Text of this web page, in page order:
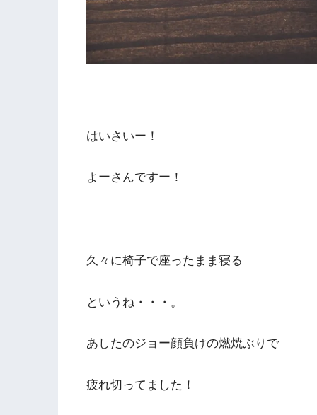
はいさいー！
よーさんですー！
久々に椅子で座ったまま寝る
というね・・・。
あしたのジョー顔負けの燃焼ぶりで
疲れ切ってました！